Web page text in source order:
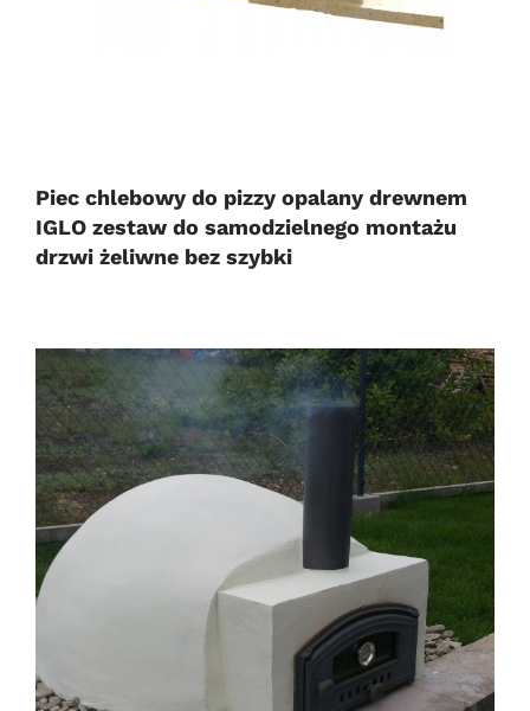
Piec chlebowy do pizzy opalany drewnem
IGLO zestaw do samodzielnego montażu
drzwi żeliwne bez szybki